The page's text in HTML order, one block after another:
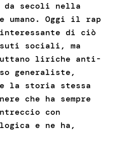
da secoli nella
umano. Oggi il rap
di ciò
sociali, ma
liriche anti-
generaliste,
la storia stessa
che ha sempre
con
e ne ha,